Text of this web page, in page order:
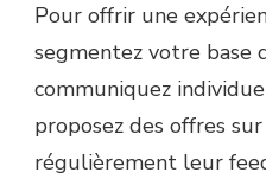
Pour offrir une
segmentez votre base
communiquez
proposez des offres
régulièrement leur